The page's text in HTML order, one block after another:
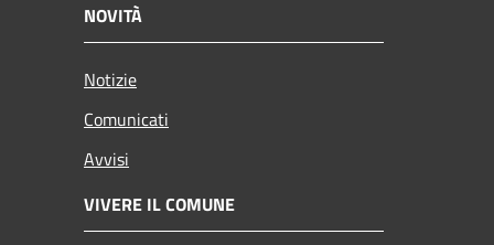
NOVITÀ
Notizie
Comunicati
Avvisi
VIVERE IL COMUNE